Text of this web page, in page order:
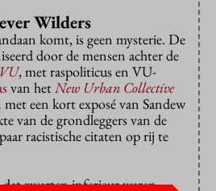
Wilders
komt, is geen mysterie. De
door de mensen achter de
, met raspoliticus en VU-
van hetNew Urban Collective
met een kort exposé van Sandew
van de grondleggers van de
racistische citaten op rij te
zwarten inferieur waren,